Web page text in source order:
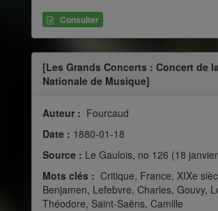
Consulter
[Les Grands Concerts : Concert de
Nationale de Musique]
Auteur : Fourcaud
Date : 1880-01-18
Source : Le Gaulois, no 126 (18
Mots clés : Critique, France, XIXe
Benjamen, Lefebvre, Charles, Gouvy,
Théodore, Saint-Saëns, Camille